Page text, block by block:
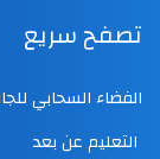
تصفح سريع
الفضاء السحابي
التعليم عن بعد